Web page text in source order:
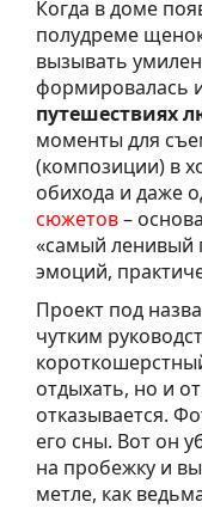
Когда в доме
полудреме
вызывать
формировалась
путешествиях
моменты для
(композиции) в
обихода и даже
сюжетов–
«самый ленивый
эмоций,
Проект под
чутким
отдыхать, но и
отказывается.
его сны. Вот он
на пробежку и
метле, как